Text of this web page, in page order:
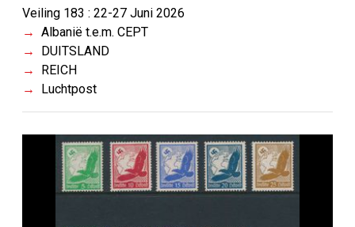
Veiling 183 : 22-27 Juni 2026
Albanië t.e.m. CEPT
DUITSLAND
REICH
Luchtpost